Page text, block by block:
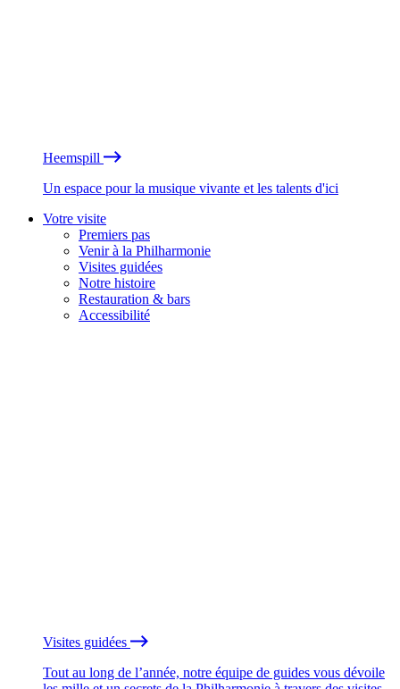
Heemspill
Un espace pour la musique vivante et les talents d'ici
Votre visite
Premiers pas
Venir à la Philharmonie
Visites guidées
Notre histoire
Restauration & bars
Accessibilité
Visites guidées
Tout au long de l’année, notre équipe de guides vous dévoile